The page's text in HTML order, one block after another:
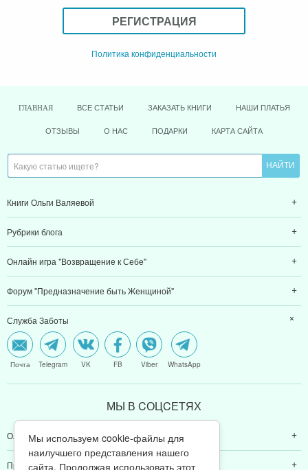
РЕГИСТРАЦИЯ
Политика конфиденциальности
ГЛАВНАЯ ВСЕ СТАТЬИ ЗАКАЗАТЬ КНИГИ НАШИ ПЛАТЬЯ
ОТЗЫВЫ О НАС ПОДАРКИ КАРТА САЙТА
Книги Ольги Валяевой
Рубрики блога
Онлайн игра "Возвращение к Себе"
Форум "Предназначение быть Женщиной"
Служба Заботы
Почта Telegram VK FB Viber WhatsApp
МЫ В CОЦCЕТЯХ
Ольга Валяева
Предназначение быть женщиной
Мы используем cookie-файлы для
наилучшего представления нашего
сайта. Продолжая использовать этот